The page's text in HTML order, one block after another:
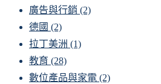
廣告與行銷 (2)
德國 (2)
拉丁美洲 (1)
教育 (28)
數位產品與家電 (2)